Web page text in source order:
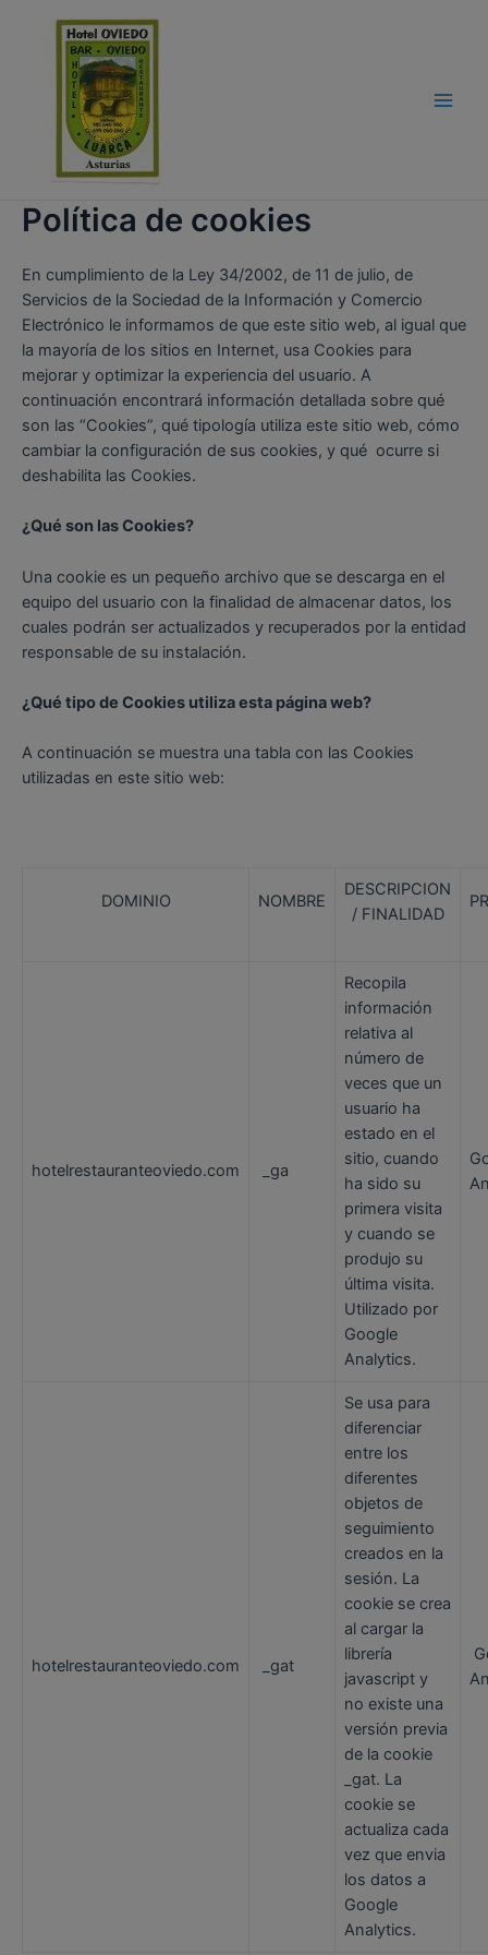
contenido
Política de cookies
En cumplimiento de la Ley 34/2002, de 11 de julio, de
Servicios de la Sociedad de la Información y Comercio
Electrónico le informamos de que este sitio web, al igual que
la mayoría de los sitios en Internet, usa Cookies para
mejorar y optimizar la experiencia del usuario. A
continuación encontrará información detallada sobre qué
son las “Cookies”, qué tipología utiliza este sitio web, cómo
cambiar la configuración de sus cookies, y qué ocurre si
deshabilita las Cookies.
¿Qué son las Cookies?
Una cookie es un pequeño archivo que se descarga en el
equipo del usuario con la finalidad de almacenar datos, los
cuales podrán ser actualizados y recuperados por la entidad
responsable de su instalación.
¿Qué tipo de Cookies utiliza esta página web?
A continuación se muestra una tabla con las Cookies
utilizadas en este sitio web:
DOMINIO NOMBRE
DESCRIPCION
/ FINALIDAD
hotelrestauranteoviedo.com _ga
Recopila
información
relativa al
número de
veces que un
usuario ha
estado en el
sitio, cuando
ha sido su
primera visita
y cuando se
produjo su
última visita.
Utilizado por
Google
Analytics.
hotelrestauranteoviedo.com _gat
Se usa para
diferenciar
entre los
diferentes
objetos de
seguimiento
creados en la
sesión. La
cookie se crea
al cargar la
librería
javascript y
no existe una
versión previa
de la cookie
_gat. La
cookie se
actualiza cada
vez que envia
los datos a
Google
Analytics.